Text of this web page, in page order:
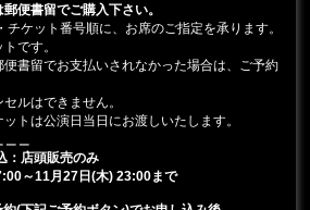
便書留でご購入下さい。
チケット番号順に、お席のご指定を承ります。
です。
便書留でお支払いされなかった場合は、ご予約
ルはできません。
トは公演日当日にお渡しいたします。
：店頭販売のみ
～11月27日(木) 23:00まで